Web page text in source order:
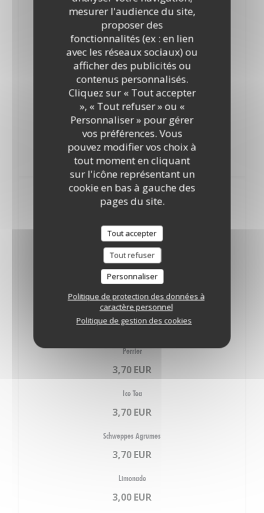
mesurer l'audience du site,
proposer des
fonctionnalités (ex : en lien
avec les réseaux sociaux) ou
afficher des publicités ou
contenus personnalisés.
Cliquez sur « Tout accepter
», « Tout refuser » ou «
Personnaliser » pour gérer
vos préférences. Vous
pouvez modifier vos choix à
tout moment en cliquant
sur l'icône représentant un
cookie en bas à gauche des
pages du site.
Tout accepter
Tout refuser
Personnaliser
Politique de protection des données à
caractère personnel
Politique de gestion des cookies
7,50 EUR
Pression .
Sans alcool
La Source
4,50 EUR
Btll 33 cl
Le Fraisier
4,50 EUR
Btll 33 cl
Les Softs
Coca Cola
3,70 EUR
Coca Cola sans sucre
3,70 EUR
Fanta
3,70 EUR
Perrier
3,70 EUR
Ice Tea
3,70 EUR
Schweppes Agrumes
3,70 EUR
Limonade
3,00 EUR